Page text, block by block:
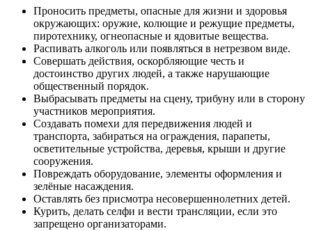
Проносить предметы, опасные для жизни и здоровья
окружающих: оружие, колющие и режущие предметы,
пиротехнику, огнеопасные и ядовитые вещества.
Распивать алкоголь или появляться в нетрезвом виде.
Совершать действия, оскорбляющие честь и
достоинство других людей, а также нарушающие
общественный порядок.
Выбрасывать предметы на сцену, трибуну или в сторону
участников мероприятия.
Создавать помехи для передвижения людей и
транспорта, забираться на ограждения, парапеты,
осветительные устройства, деревья, крыши и другие
сооружения.
Повреждать оборудование, элементы оформления и
зелёные насаждения.
Оставлять без присмотра несовершеннолетних детей.
Курить, делать селфи и вести трансляции, если это
запрещено организаторами.